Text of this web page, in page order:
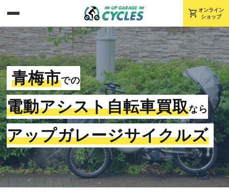
shopping_cart オンライン
ショップ
青梅市での
電動アシスト自転車買取なら
アップガレージサイクルズ